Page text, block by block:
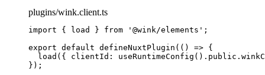
plugins/wink.client.ts
import { load } from ' @wink/elements ' ;
export default defineNuxtPlugin ( () => {
load ({ clientId: useRuntimeConfig () . public .
});